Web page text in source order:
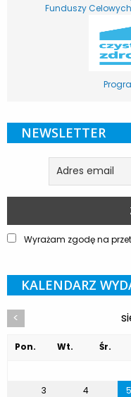
Funduszy Celowych
NEWSLETTER
Wyrażam zgodę na
KALENDARZ
<
Pon. Wt. Śr.
3
4 5